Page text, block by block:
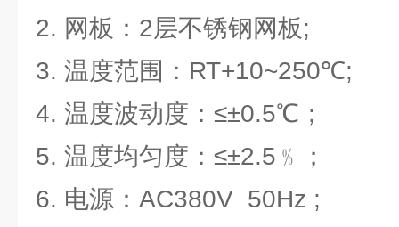
2. 网板：2层不锈钢网板;
3. 温度范围：RT+10~250℃;
4. 温度波动度：≤±0.5℃；
5. 温度均匀度：≤±2.5﹪；
6. 电源：AC380V 50Hz ;